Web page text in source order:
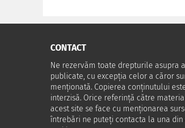
CONTACT
Ne rezervăm toate drepturile asupra
publicate, cu excepția celor a căror
menționată. Copierea conținutului
interzisă. Orice referință către
acest site se face cu menționarea
întrebări ne puteţi contacta la una din